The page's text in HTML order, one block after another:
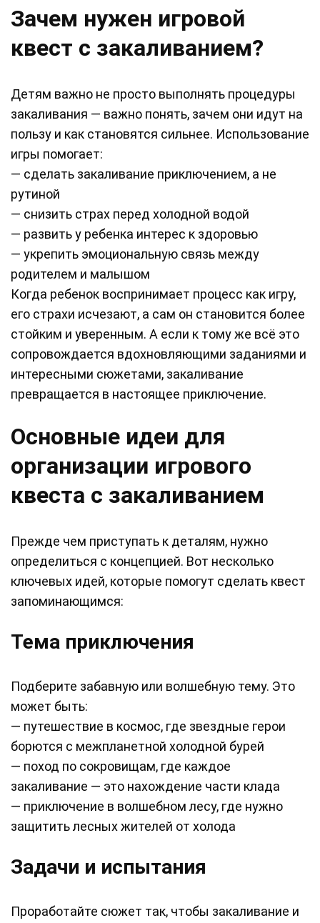
Зачем нужен игровой
квест с закаливанием?
Детям важно не просто выполнять процедуры
закаливания — важно понять, зачем они идут на
пользу и как становятся сильнее. Использование
игры помогает:
— сделать закаливание приключением, а не
рутиной
— снизить страх перед холодной водой
— развить у ребенка интерес к здоровью
— укрепить эмоциональную связь между
родителем и малышом
Когда ребенок воспринимает процесс как игру,
его страхи исчезают, а сам он становится более
стойким и уверенным. А если к тому же всё это
сопровождается вдохновляющими заданиями и
интересными сюжетами, закаливание
превращается в настоящее приключение.
Основные идеи для
организации игрового
квеста с закаливанием
Прежде чем приступать к деталям, нужно
определиться с концепцией. Вот несколько
ключевых идей, которые помогут сделать квест
запоминающимся:
Тема приключения
Подберите забавную или волшебную тему. Это
может быть:
— путешествие в космос, где звездные герои
борются с межпланетной холодной бурей
— поход по сокровищам, где каждое
закаливание — это нахождение части клада
— приключение в волшебном лесу, где нужно
защитить лесных жителей от холода
Задачи и испытания
Проработайте сюжет так, чтобы закаливание и